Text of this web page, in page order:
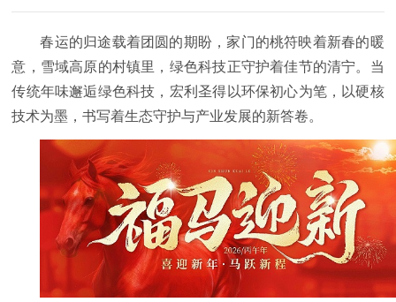
春运的归途载着团圆的期盼，家门的桃符映着新春的暖
意，雪域高原的村镇里，绿色科技正守护着佳节的清宁。当
传统年味邂逅绿色科技，宏利圣得以环保初心为笔，以硬核
技术为墨，书写着生态守护与产业发展的新答卷。